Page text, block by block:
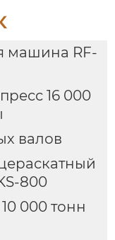
машина RF-
16 000
валов
800
000 тонн